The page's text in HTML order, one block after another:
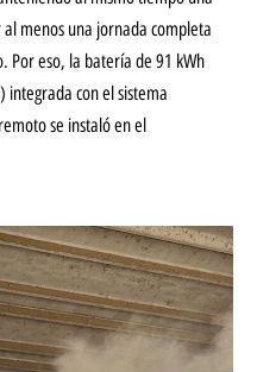
menos una jornada completa
Por eso, la batería de 91 kWh
integrada con el sistema
se instaló en el